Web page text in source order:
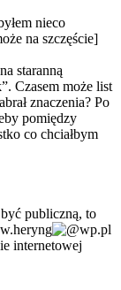
nieco
na szczęście]
staranną
Czasem może list
znaczenia? Po
pomiędzy
co chciałbym
publiczną, to
wp.pl
internetowej